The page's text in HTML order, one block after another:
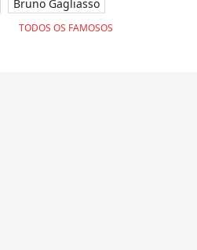
Bruno Gagliasso
TODOS OS FAMOSOS